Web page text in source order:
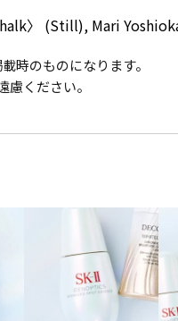
〉 (Still), Mari
時のものになります。
ください。